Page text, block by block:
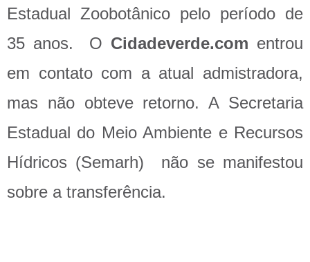
Estadual Zoobotânico pelo período de
35 anos. O Cidadeverde.com entrou
em contato com a atual admistradora,
mas não obteve retorno. A Secretaria
Estadual do Meio Ambiente e Recursos
Hídricos (Semarh) não se manifestou
sobre a transferência.